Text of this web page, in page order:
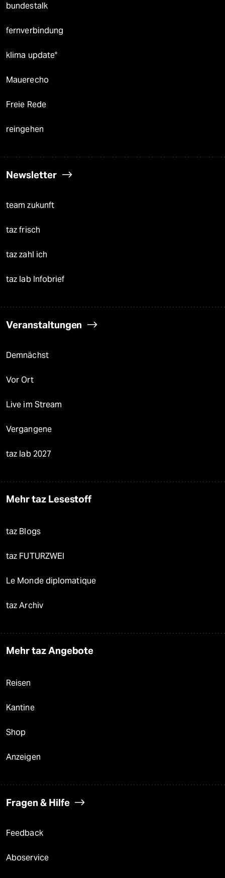
bundestalk
fernverbindung
klima update°
Mauerecho
Freie Rede
reingehen
Newsletter
team zukunft
taz frisch
taz zahl ich
taz lab Infobrief
Veranstaltungen
Demnächst
Vor Ort
Live im Stream
Vergangene
taz lab 2027
Mehr taz Lesestoff
taz Blogs
taz FUTURZWEI
Le Monde diplomatique
taz Archiv
Mehr taz Angebote
Reisen
Kantine
Shop
Anzeigen
Fragen & Hilfe
Feedback
Aboservice